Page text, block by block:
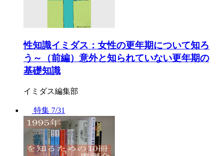
性知識イミダス：女性の更年期について知ろ
う～（前編）意外と知られていない更年期の
基礎知識
イミダス編集部
特集 7/31